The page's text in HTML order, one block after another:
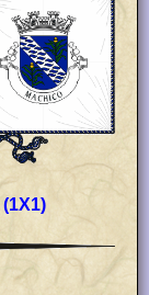
Bandeira (2x3) Estandarte (1X1)